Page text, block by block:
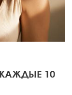
10